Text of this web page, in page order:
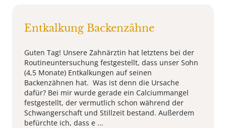
Entkalkung Backenzähne
Guten Tag! Unsere Zahnärztin hat letztens bei der
Routineuntersuchung festgestellt, dass unser Sohn
(4,5 Monate) Entkalkungen auf seinen
Backenzähnen hat. Was ist denn die Ursache
dafür? Bei mir wurde gerade ein Calciummangel
festgestellt, der vermutlich schon während der
Schwangerschaft und Stillzeit bestand. Außerdem
befürchte ich, dass e ...